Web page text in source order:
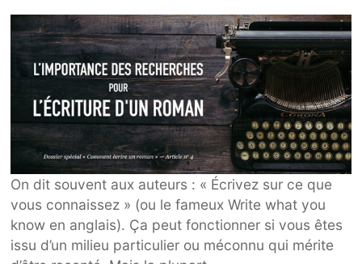
On dit souvent aux auteurs : « Écrivez sur ce que
vous connaissez » (ou le fameux Write what you
know en anglais). Ça peut fonctionner si vous êtes
issu d’un milieu particulier ou méconnu qui mérite